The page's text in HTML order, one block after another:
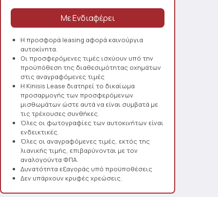
Η προσφορά leasing αφορά καινούργια
αυτοκίνητα.
Οι προσφερόμενες τιμές ισχύουν υπό την
προϋπόθεση της διαθεσιμότητας οχημάτων
στις αναγραφόμενες τιμές
Η Kinisis Lease διατηρεί το δικαίωμα
προσαρμογής των προσφερόμενων
μισθωμάτων ώστε αυτά να είναι συμβατά με
τις τρέχουσες συνθήκες.
Όλες οι φωτογραφίες των αυτοκινήτων είναι
ενδεικτικές.
Όλες οι αναγραφόμενες τιμές, εκτός της
λιανικής τιμής, επιβαρύνονται με τον
αναλογούντα ΦΠΑ.
Δυνατότητα εξαγοράς υπό προϋποθέσεις
Δεν υπάρχουν κρυφές χρεώσεις.